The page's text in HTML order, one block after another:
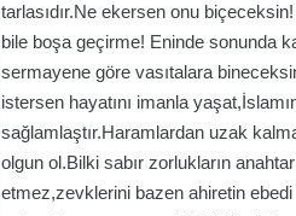
tarlasıdır.Ne ekersen onu
bile boşa geçirme! Eninde sonunda
sermayene göre vasıtalara
istersen hayatını imanla
sağlamlaştır.Haramlardan uzak
olgun ol.Bilki sabır zorlukların
etmez,zevklerini bazen ahiretin